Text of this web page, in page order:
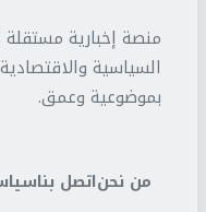
منصة إخبارية مستقلة
السياسية
بموضوعية وعمق.
من نحناتصل بنا